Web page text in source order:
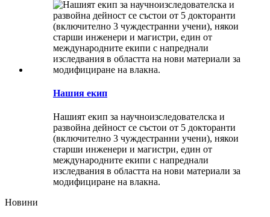
Нашия екип
Нашият екип за научноизследователска и
развойна дейност се състои от 5 докторанти
(включително 3 чуждестранни учени), някои
старши инженери и магистри, един от
международните екипи с напреднали
изследвания в областта на нови материали за
модифициране на влакна.
Новини